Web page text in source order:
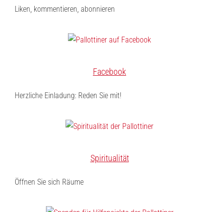
Liken, kommentieren, abonnieren
Facebook
Herzliche Einladung: Reden Sie mit!
Spiritualität
Öffnen Sie sich Räume